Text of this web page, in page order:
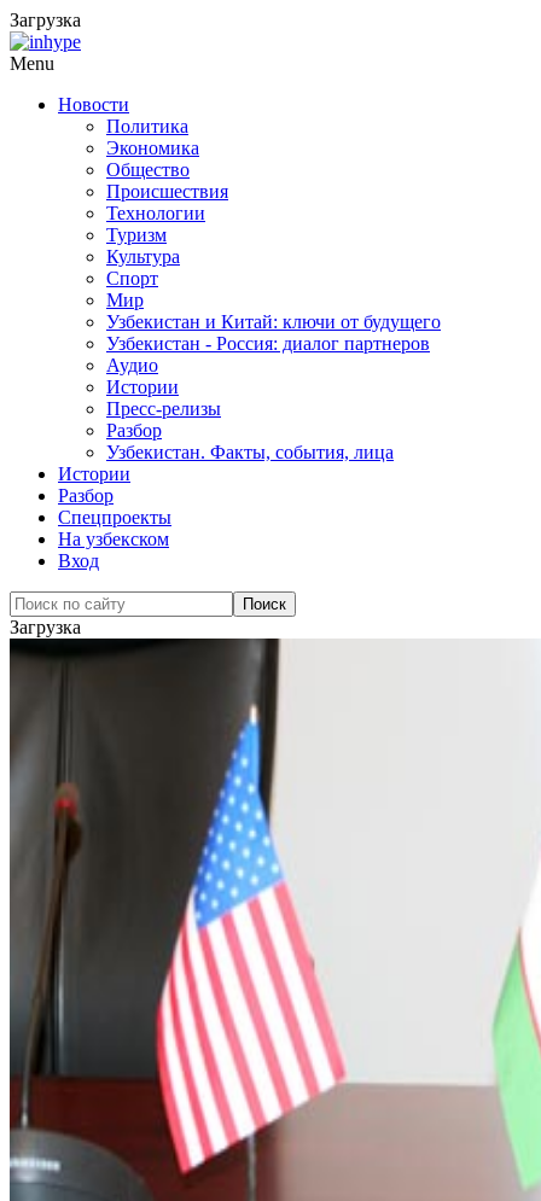
Загрузка
Menu
Новости
Политика
Экономика
Общество
Происшествия
Технологии
Туризм
Культура
Спорт
Мир
Узбекистан и Китай: ключи от будущего
Узбекистан - Россия: диалог партнеров
Аудио
Истории
Пресс-релизы
Разбор
Узбекистан. Факты, события, лица
Истории
Разбор
Спецпроекты
На узбекском
Вход
Загрузка